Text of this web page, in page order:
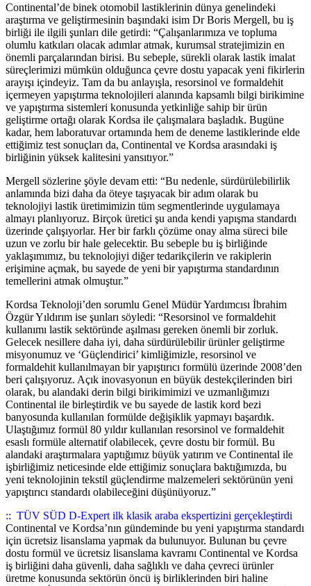
Continental’de binek otomobil lastiklerinin dünya genelindeki
araştırma ve geliştirmesinin başındaki isim Dr Boris Mergell, bu iş
birliği ile ilgili şunları dile getirdi: “Çalışanlarımıza ve topluma
olumlu katkıları olacak adımlar atmak, kurumsal stratejimizin en
önemli parçalarından birisi. Bu sebeple, sürekli olarak lastik imalat
süreçlerimizi mümkün olduğunca çevre dostu yapacak yeni fikirlerin
arayışı içindeyiz. Tam da bu anlayışla, resorsinol ve formaldehit
içermeyen yapıştırma teknolojileri alanında kapsamlı bilgi birikimine
ve yapıştırma sistemleri konusunda yetkinliğe sahip bir ürün
geliştirme ortağı olarak Kordsa ile çalışmalara başladık. Bugüne
kadar, hem laboratuvar ortamında hem de deneme lastiklerinde elde
ettiğimiz test sonuçları da, Continental ve Kordsa arasındaki iş
birliğinin yüksek kalitesini yansıtıyor.”
Mergell sözlerine şöyle devam etti: “Bu nedenle, sürdürülebilirlik
anlamında bizi daha da öteye taşıyacak bir adım olarak bu
teknolojiyi lastik üretimimizin tüm segmentlerinde uygulamaya
almayı planlıyoruz. Birçok üretici şu anda kendi yapışma standardı
üzerinde çalışıyorlar. Her bir farklı çözüme onay alma süreci bile
uzun ve zorlu bir hale gelecektir. Bu sebeple bu iş birliğinde
yaklaşımımız, bu teknolojiyi diğer tedarikçilerin ve rakiplerin
erişimine açmak, bu sayede de yeni bir yapıştırma standardının
temellerini atmak olmuştur.”
Kordsa Teknoloji’den sorumlu Genel Müdür Yardımcısı İbrahim
Özgür Yıldırım ise şunları söyledi: “Resorsinol ve formaldehit
kullanımı lastik sektöründe aşılması gereken önemli bir zorluk.
Gelecek nesillere daha iyi, daha sürdürülebilir ürünler geliştirme
misyonumuz ve ‘Güçlendirici’ kimliğimizle, resorsinol ve
formaldehit kullanılmayan bir yapıştırıcı formülü üzerinde 2008’den
beri çalışıyoruz. Açık inovasyonun en büyük destekçilerinden biri
olarak, bu alandaki derin bilgi birikimimizi ve uzmanlığımızı
Continental ile birleştirdik ve bu sayede de lastik kord bezi
banyosunda kullanılan formülde değişiklik yapmayı başardık.
Ulaştığımız formül 80 yıldır kullanılan resorsinol ve formaldehit
esaslı formüle alternatif olabilecek, çevre dostu bir formül. Bu
alandaki araştırmalara yaptığımız büyük yatırım ve Continental ile
işbirliğimiz neticesinde elde ettiğimiz sonuçlara baktığımızda, bu
yeni teknolojinin tekstil güçlendirme malzemeleri sektörünün yeni
yapıştırıcı standardı olabileceğini düşünüyoruz.”
:: TÜV SÜD D-Expert ilk klasik araba ekspertizini gerçekleştirdi
Continental ve Kordsa’nın gündeminde bu yeni yapıştırma standardı
için ücretsiz lisanslama yapmak da bulunuyor. Bulunan bu çevre
dostu formül ve ücretsiz lisanslama kavramı Continental ve Kordsa
iş birliğini daha güvenli, daha sağlıklı ve daha çevreci ürünler
üretme konusunda sektörün öncü iş birliklerinden biri haline